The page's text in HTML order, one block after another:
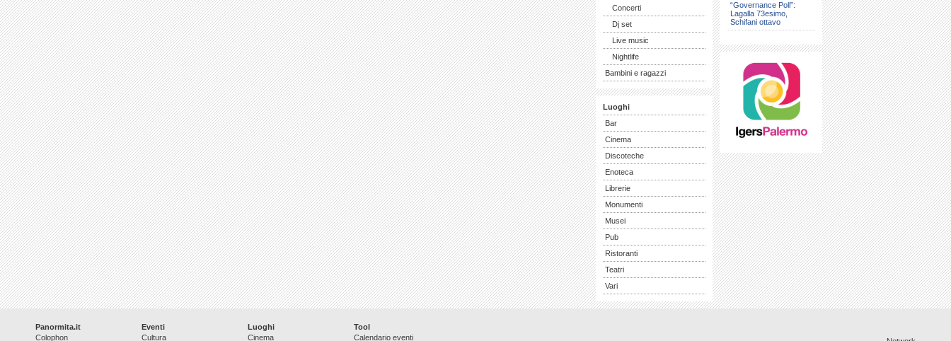
Concerti
Dj set
Live music
Nightlife
Bambini e ragazzi
Luoghi
Bar
Cinema
Discoteche
Enoteca
Librerie
Monumenti
Musei
Pub
Ristoranti
Teatri
Vari
“Governance Poll”:
Lagalla 73esimo,
Schifani ottavo
Panormita.it
Colophon
Eventi
Cultura
Luoghi
Cinema
Tool
Calendario eventi